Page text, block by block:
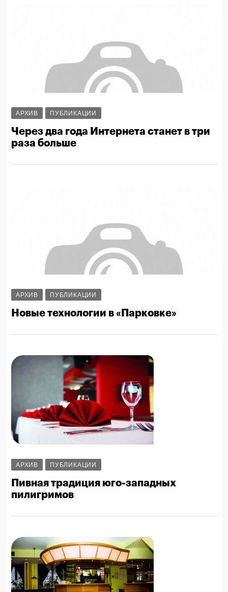
АРХИВ ПУБЛИКАЦИИ
Через два года Интернета станет в три
раза больше
АРХИВ ПУБЛИКАЦИИ
Новые технологии в «Парковке»
АРХИВ ПУБЛИКАЦИИ
Пивная традиция юго-западных
пилигримов